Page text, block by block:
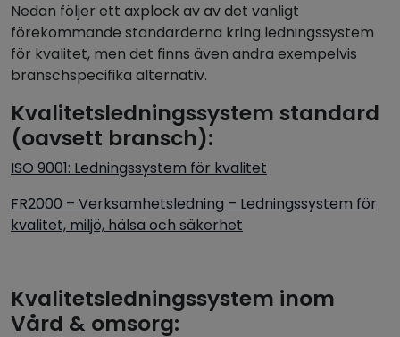
Nedan följer ett axplock av av det vanligt
förekommande standarderna kring ledningssystem
för kvalitet, men det finns även andra exempelvis
branschspecifika alternativ.
Kvalitetsledningssystem standard
(oavsett bransch):
ISO 9001: Ledningssystem för kvalitet
FR2000 – Verksamhetsledning – Ledningssystem för
kvalitet, miljö, hälsa och säkerhet
Kvalitetsledningssystem inom
Vård & omsorg: